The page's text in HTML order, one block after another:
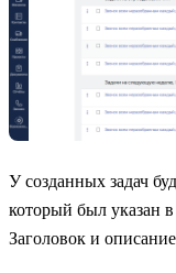
У созданных задач
который был указан в
Заголовок и